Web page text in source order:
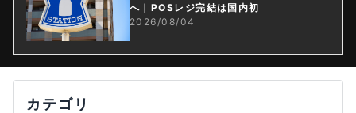
へ｜POSレジ完結は国内初
2026/08/04
カテゴリ